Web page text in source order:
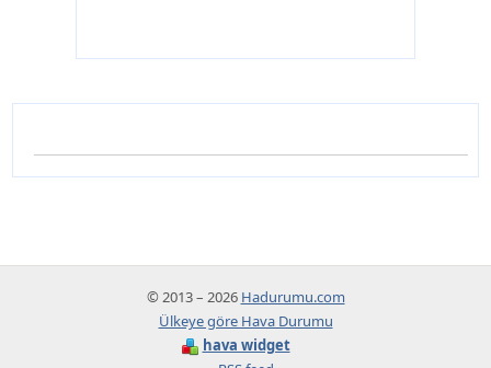
© 2013 – 2026 Hadurumu.com
Ülkeye göre Hava Durumu
hava widget